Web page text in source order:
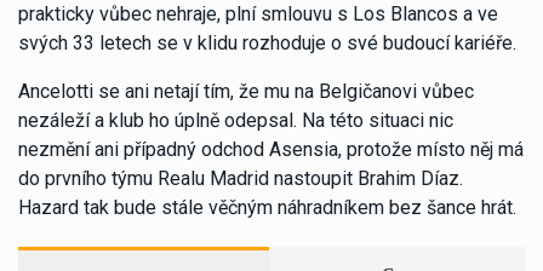
prakticky vůbec nehraje, plní smlouvu s Los Blancos a ve
svých 33 letech se v klidu rozhoduje o své budoucí kariéře.
Ancelotti se ani netají tím, že mu na Belgičanovi vůbec
nezáleží a klub ho úplně odepsal. Na této situaci nic
nezmění ani případný odchod Asensia, protože místo něj má
do prvního týmu Realu Madrid nastoupit Brahim Díaz.
Hazard tak bude stále věčným náhradníkem bez šance hrát.